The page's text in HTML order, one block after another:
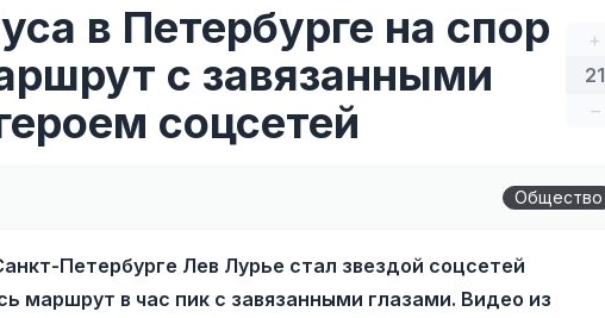
+
21
–
в Петербурге на спор
с завязанными
соцсетей
Общество
Петербурге Лев Лурье стал звездой соцсетей
маршрут в час пик с завязанными глазами. Видео из